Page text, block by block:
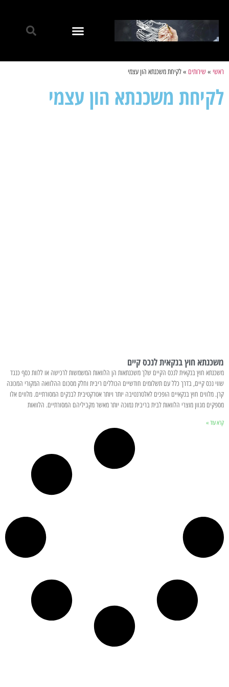
ראשי »שירותים »לקיחת משכנתא הון עצמי
לקיחת משכנתא הון עצמי
משכנתא חוץ בנקאית לנכס קיים
משכנתא חוץ בנקאית לנכס הקיים שלך משכנתאות הן הלוואות המשמשות לרכישה או ללוות כסף כנגד
שווי נכס קיים, בדרך כלל עם תשלומים חודשיים הכוללים ריבית וחלק מסכום ההלוואה המקורי המכונה
קרן. מלווים חוץ בנקאיים הופכים לאלטרנטיבה יותר ויותר אטרקטיבית לבנקים המסורתיים. מלווים אלו
מספקים מגוון מוצרי הלוואות לבית בריבית נמוכה יותר מאשר מקביליהם המסורתיים. הלוואות
קרא עוד »